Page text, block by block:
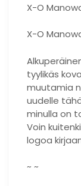
X-O
X-O
tyylikäs
muutamia
uudelle
minulla on
Voin
logoa
~ ~